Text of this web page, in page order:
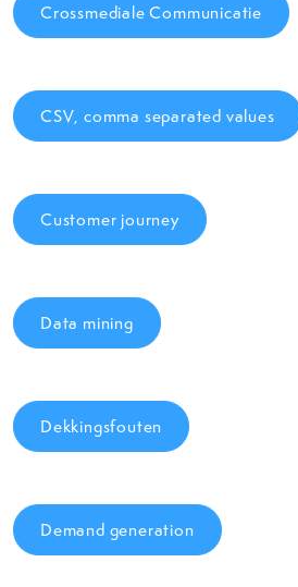
Crossmediale Communicatie
CSV, comma separated values
Customer journey
Data mining
Dekkingsfouten
Demand generation